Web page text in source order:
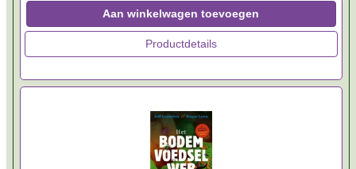
Aan winkelwagen toevoegen
Productdetails